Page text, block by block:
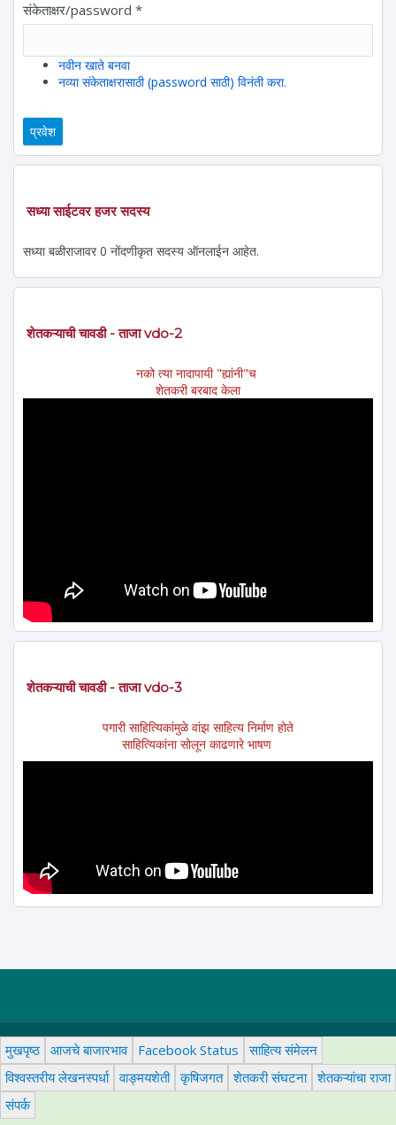
संकेताक्षर/password *
नवीन खाते बनवा
नव्या संकेताक्षरासाठी (password साठी) विनंती करा.
सध्या साईटवर हजर सदस्य
सध्या बळीराजावर 0 नोंदणीकृत सदस्य ऑनलाईन आहेत.
शेतकऱ्याची चावडी - ताजा vdo-2
नको त्या नादापायी "ह्यांनी"च
शेतकरी बरबाद केला
शेतकऱ्याची चावडी - ताजा vdo-3
पगारी साहित्यिकांमुळे वांझ साहित्य निर्माण होते
साहित्यिकांना सोलून काढणारे भाषण
मुखपृष्ठ आजचे बाजारभाव Facebook Status
साहित्य संमेलन
विश्वस्तरीय लेखनस्पर्धा वाङ्मयशेती कृषिजगत शेतकरी संघटना शेतकऱ्यांचा राजा
संपर्क